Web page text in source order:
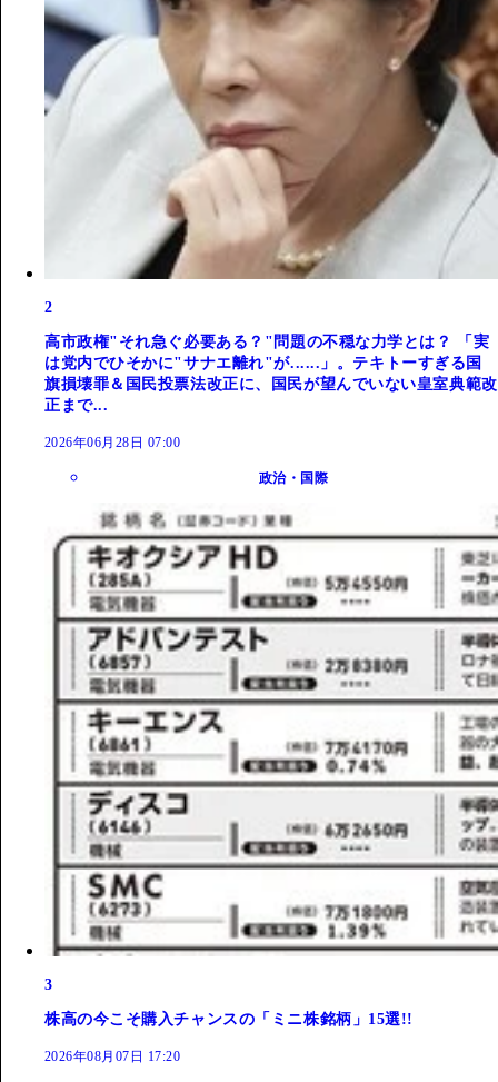
2
高市政権"それ急ぐ必要ある？"問題の不穏な力学とは？ 「実
は党内でひそかに"サナエ離れ"が......」。テキトーすぎる国
旗損壊罪＆国民投票法改正に、国民が望んでいない皇室典範改
正まで...
2026年06月28日 07:00
政治・国際
3
株高の今こそ購入チャンスの「ミニ株銘柄」15選!!
2026年08月07日 17:20